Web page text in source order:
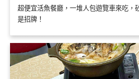
超便宜活魚餐廳，一堆人包遊覽車來吃，
是招牌！